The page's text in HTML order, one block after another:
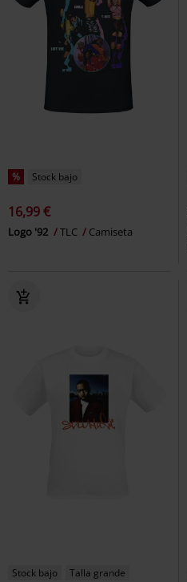
% Stock bajo
16,99 €
Logo '92 TLC Camiseta
Stock bajo Talla grande